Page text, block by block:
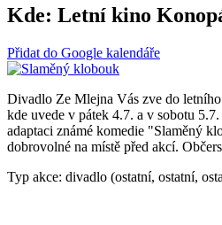
Kde: Letní kino
Přidat do Google kalendáře
Divadlo Ze Mlejna Vás zve do
kde uvede v pátek 4.7. a v sobotu
adaptaci známé komedie "Slaměný
dobrovolné na místě před akcí.
Typ akce: divadlo (ostatní, ostatní,